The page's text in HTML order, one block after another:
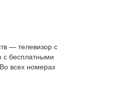
— телевизор с
с бесплатными
всех номерах